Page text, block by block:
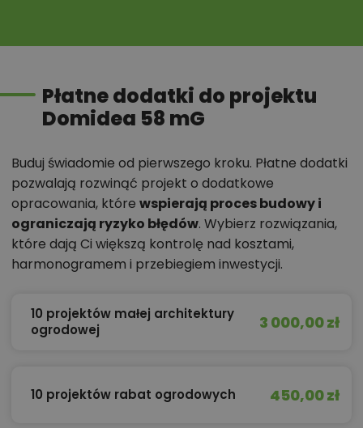
Płatne dodatki do projektu
Domidea 58 mG
Buduj świadomie od pierwszego kroku. Płatne dodatki
pozwalają rozwinąć projekt o dodatkowe
opracowania, które wspierają proces budowy i
ograniczają ryzyko błędów. Wybierz rozwiązania,
które dają Ci większą kontrolę nad kosztami,
harmonogramem i przebiegiem inwestycji.
10 projektów małej architektury
ogrodowej
3 000,00 zł
10 projektów rabat ogrodowych 450,00 zł